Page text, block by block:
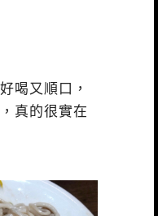
喝又順口，
真的很實在